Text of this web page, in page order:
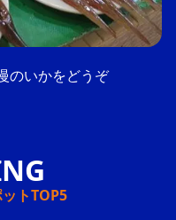
のいかをどうぞ
トTOP5